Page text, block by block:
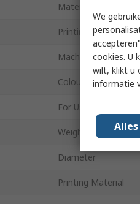
Material Type
Printing Technology
Machine Specific
Colour
For Use With
Weight
Diameter
Printing Material
We
cookies. U
wilt, klikt u
informatie